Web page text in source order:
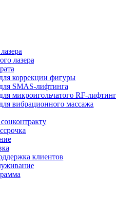
лазера
коррекции фигуры
SMAS-лифтинга
микроигольчатого RF-
вибрационного массажа
клиентов